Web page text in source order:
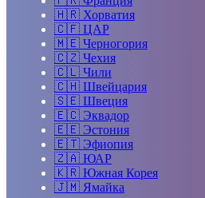
🇭🇷 Хорватия
🇨🇫 ЦАР
🇲🇪 Черногория
🇨🇿 Чехия
🇨🇱 Чили
🇨🇭 Швейцария
🇸🇪 Швеция
🇪🇨 Эквадор
🇪🇪 Эстония
🇪🇹 Эфиопия
🇿🇦 ЮАР
🇰🇷 Южная Корея
🇯🇲 Ямайка